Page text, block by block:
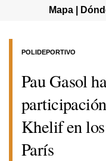
Mapa |
Pau Gasol
Khelif en
París
POLIDEPORTIVO